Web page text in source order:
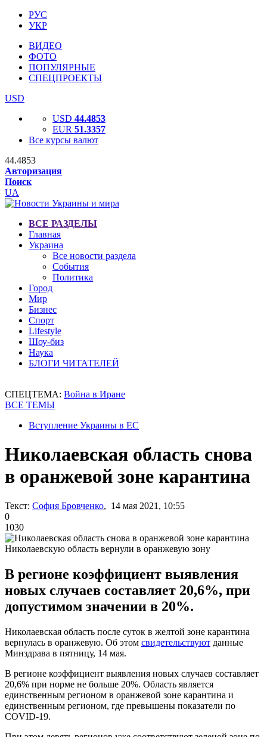
РУС
УКР
ВИДЕО
ФОТО
ПОПУЛЯРНЫЕ
СПЕЦПРОЕКТЫ
USD
USD 44.4853
EUR 51.3357
Все курсы валют
44.4853
Авторизация
Поиск
UA
ВСЕ РАЗДЕЛЫ
Главная
Украина
Все новости раздела
События
Политика
Город
Мир
Бизнес
Спорт
Lifestyle
Шоу-биз
Наука
БЛОГИ ЧИТАТЕЛЕЙ
СПЕЦТЕМА: Война в Иране
ВСЕ ТЕМЫ
Вступление Украины в ЕС
Николаевская область снова
в оранжевой зоне карантина
Текст: София Бровченко, 14 мая 2021, 10:55
0
1030
Николаевскую область вернули в оранжевую зону
В регионе коэффициент выявления
новых случаев составляет 20,6%, при
допустимом значении в 20%.
Николаевская область после суток в желтой зоне карантина
вернулась в оранжевую. Об этом свидетельствуют данные
Минздрава в пятницу, 14 мая.
В регионе коэффициент выявления новых случаев составляет
20,6% при норме не больше 20%. Область является
единственным регионом в оранжевой зоне карантина и
единственным регионом, где превышены показатели по
COVID-19.